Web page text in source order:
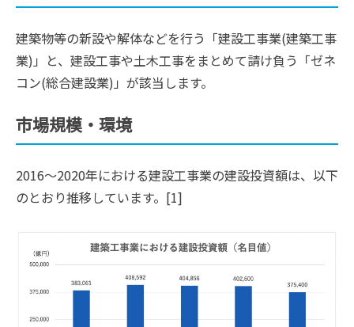
建築物等の新設や解体などを行う「建設工事業(建築工事
業)」と、建設工事や土木工事をまとめて請け負う「ゼネ
コン(総合建設業)」が該当します。
市場規模・環境
2016〜2020年における建設工事業の建設投資額は、以下
のとおり推移しています。[1]